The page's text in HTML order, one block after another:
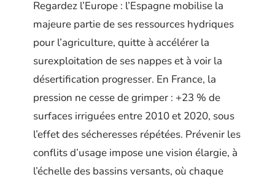
Regardez l’Europe : l’Espagne mobilise la
majeure partie de ses ressources hydriques
pour l’agriculture, quitte à accélérer la
surexploitation de ses nappes et à voir la
désertification progresser. En France, la
pression ne cesse de grimper : +23 % de
surfaces irriguées entre 2010 et 2020, sous
l’effet des sécheresses répétées. Prévenir les
conflits d’usage impose une vision élargie, à
l’échelle des bassins versants, où chaque